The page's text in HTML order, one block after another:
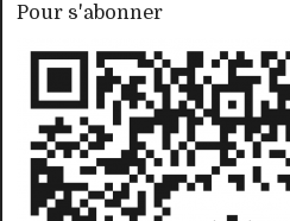
Pour s'abonner